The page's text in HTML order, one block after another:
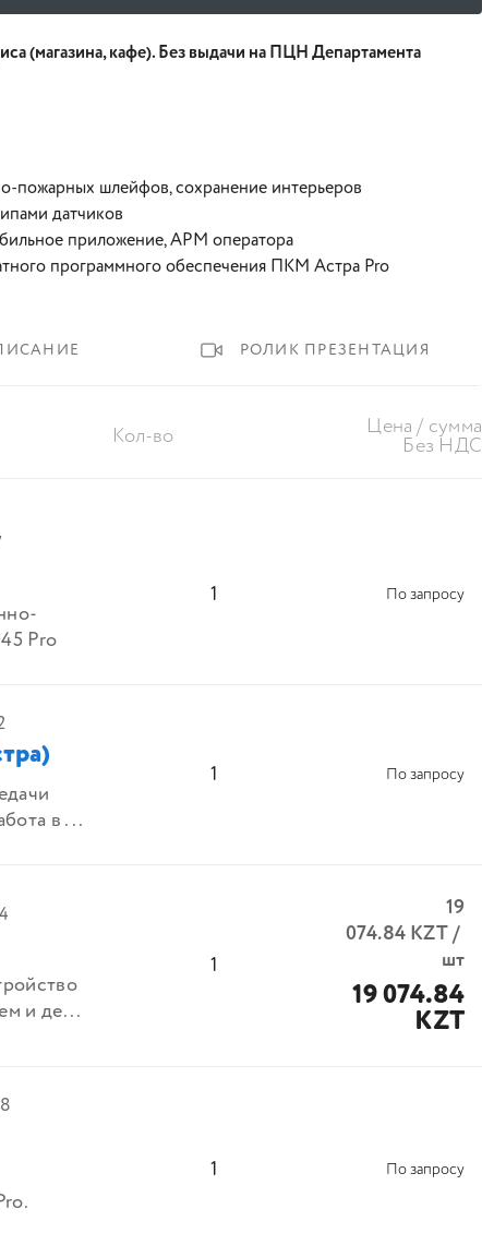
(магазина, кафе). Без выдачи на ПЦН Департамента
пожарных шлейфов, сохранение интерьеров
датчиков
приложение, АРМ оператора
программного обеспечения ПКМ Астра Pro
РОЛИК ПРЕЗЕНТАЦИЯ
Кол-во Цена / сумма
Без НДС
Pro
1 По запросу
в ...
1 По запросу
и де...
1
19
074.84KZT/
шт
19 074.84
KZT
1 По запросу